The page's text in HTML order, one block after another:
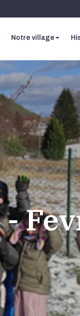
Notre village